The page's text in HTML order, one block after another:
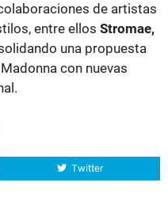
de artistas
entre ellos Stromae,
una propuesta
con nuevas
Twitter